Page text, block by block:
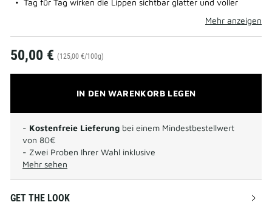
Tag für Tag wirken die Lippen sichtbar glatter und voller
Mehr anzeigen
50,00 € (125,00 €/100g)
IN DEN WARENKORB LEGEN
- Kostenfreie Lieferung bei einem Mindestbestellwert
von 80€
- Zwei Proben Ihrer Wahl inklusive
Mehr sehen
GET THE LOOK